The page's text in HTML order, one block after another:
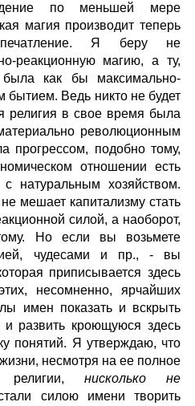
по меньшей мере
магия производит теперь
Я беру не
реакционную магию, а ту,
как бы максимально-
Ведь никто не будет
религия в свое время была
революционным
прогрессом, подобно тому,
отношении есть
натуральным хозяйством.
мешает капитализму стать
силой, а наоборот,
Но если вы возьмете
чудесами и пр., - вы
приписывается здесь
несомненно, ярчайших
имен показать и вскрыть
развить кроющуюся здесь
понятий. Я утверждаю, что
несмотря на ее полное
религии, нисколько не
силою имени творить